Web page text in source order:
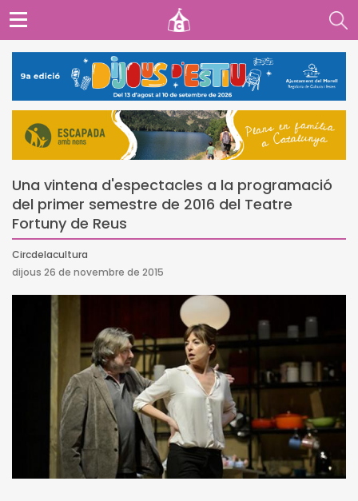
Una vintena d'espectacles a la programació
del primer semestre de 2016 del Teatre
Fortuny de Reus
Circdelacultura
dijous 26 de novembre de 2015